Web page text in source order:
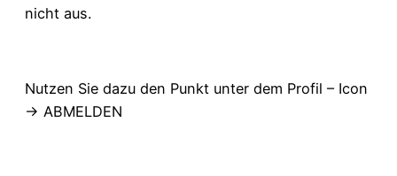
nicht aus.
Nutzen Sie dazu den Punkt unter dem Profil – Icon
-> ABMELDEN